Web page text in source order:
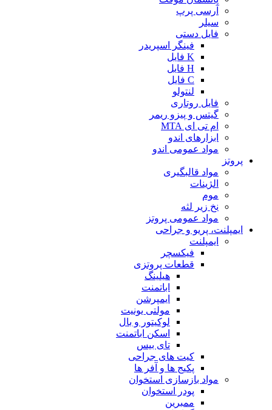
آرسی پرپ
سیلر
فایل دستی
فینگر اسپریدر
K فایل
H فایل
C فایل
لنتولو
فایل روتاری
گیتس و پیزو ریمر
ام تی ای MTA
ابزارهای اندو
مواد عمومی اندو
پروتز
مواد قالبگیری
الژینات
موم
نخ زیر لثه
مواد عمومی پروتز
ایمپلنت، پریو و جراحی
ایمپلنت
فیکسچر
قطعات پروتزی
هیلینگ
اباتمنت
ایمپرشن
مولتی یونیت
لوکیتور و بال
اسکن اباتمنت
تای بیس
کیت های جراحی
پکیج ها و آفر ها
مواد بازسازی استخوان
پودر استخوان
ممبرین